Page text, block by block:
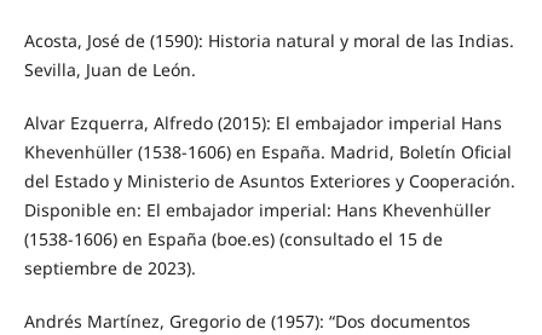
Acosta, José de (1590): Historia natural y moral de las Indias.
Sevilla, Juan de León.
Alvar Ezquerra, Alfredo (2015): El embajador imperial Hans
Khevenhüller (1538-1606) en España. Madrid, Boletín Oficial
del Estado y Ministerio de Asuntos Exteriores y Cooperación.
Disponible en: El embajador imperial: Hans Khevenhüller
(1538-1606) en España (boe.es) (consultado el 15 de
septiembre de 2023).
Andrés Martínez, Gregorio de (1957): “Dos documentos